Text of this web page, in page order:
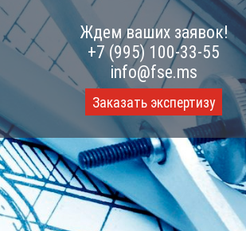
Ждем ваших заявок!
+7 (995) 100-33-55
info@fse.ms
Заказать экспертизу